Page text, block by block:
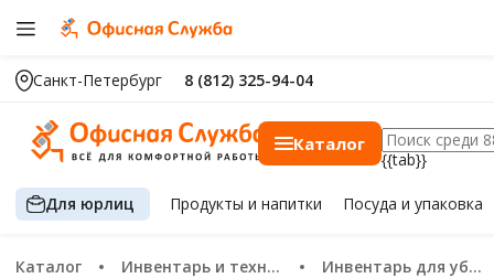
Санкт-Петербург 8 (812) 325-94-04
Каталог
{{tab}}
Для юрлиц Продуктыи напитки Посуда и упаковка
Каталог Инвентарь и техника для уборки Инвентарь для уборки пола